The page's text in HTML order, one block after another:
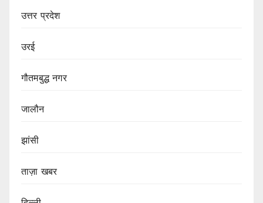
उत्तर प्रदेश
उरई
गौतमबुद्ध नगर
जालौन
झांसी
ताज़ा खबर